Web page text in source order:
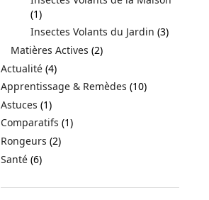
(1)
Insectes Volants du Jardin (3)
Matières Actives (2)
Actualité (4)
Apprentissage & Remèdes (10)
Astuces (1)
Comparatifs (1)
Rongeurs (2)
Santé (6)